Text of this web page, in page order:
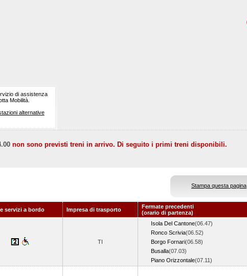
di assistenza
Mobilità.
alternative
non sono previsti treni in arrivo. Di seguito i primi treni disponibili.
Stampa questa pagina
servizi a bordo Impresa di trasporto
Fermate precedenti
(orario di partenza)
TI
Isola Del Cantone(06.47)
Ronco Scrivia(06.52)
Borgo Fornari(06.58)
Busalla(07.03)
Piano Orizzontale(07.11)